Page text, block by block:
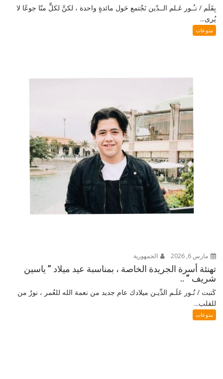
بِقَلَم / نـُـور عَـلم الــدّين نَجْتمع حَول مائدةٍ واحدة ، لكنَّ لكلٍّ منّا جوعًا لا
يُرى...
منوعات
مارس 6, 2026 الجمهورية
تهنئة أسرة الجريدة الخاصة ، بمناسبة عيد ميلاد ” ياسين
شريف ” ..
كَتبت / نُـور عَلَـم الدِّيـن ميلادك عام جديد من نعمة الله للعُمر ، نورٌ من
للقلب...
منوعات